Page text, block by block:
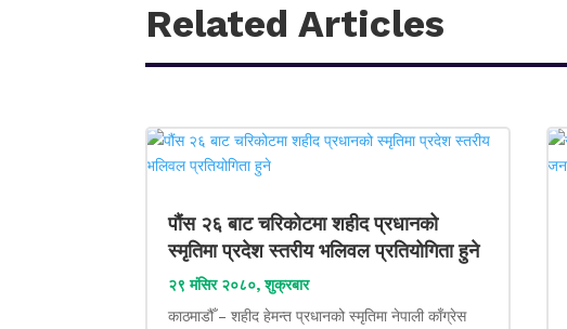
Related Articles
पौंस २६ बाट चरिकोटमा शहीद प्रधानको
स्मृतिमा प्रदेश स्तरीय भलिवल प्रतियोगिता हुने
२९ मंसिर २०८०, शुक्रबार
काठमाडौँ – शहीद हेमन्त प्रधानको स्मृतिमा नेपाली काँग्रेस